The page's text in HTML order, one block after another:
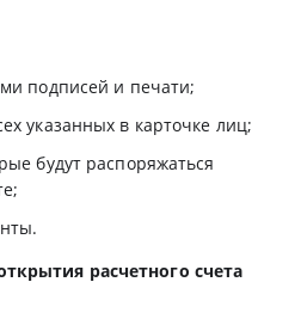
подписей и печати;
указанных в карточке лиц;
будут распоряжаться
расчетного счета